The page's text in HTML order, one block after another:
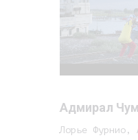
Адмирал
Лорье Фурнио,